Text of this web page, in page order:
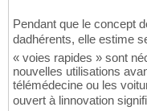
Pendant que le concept
dadhérents, elle estime
« voies rapides » sont
nouvelles utilisations
télémédecine ou les
ouvert à linnovation